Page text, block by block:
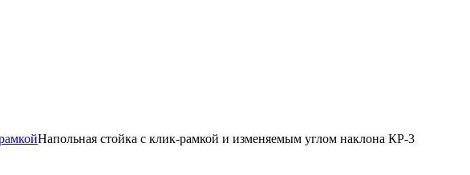
Напольная стойка с клик-рамкой и изменяемым углом наклона КР-3